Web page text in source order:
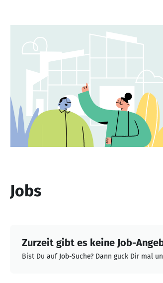
Jobs
Zurzeit gibt es keine Job-
Bist Du auf Job-Suche? Dann guck Dir mal